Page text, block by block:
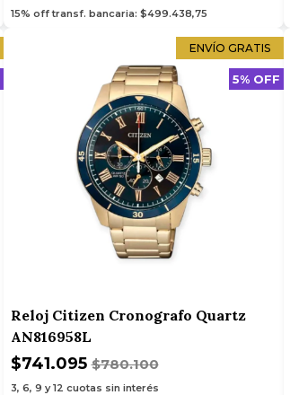
15% off transf. bancaria: $499.438,75
ENVÍO GRATIS
5% OFF
Reloj Citizen Cronografo Quartz
AN816958L
$741.095$780.100
3, 6, 9 y 12 cuotas sin interés